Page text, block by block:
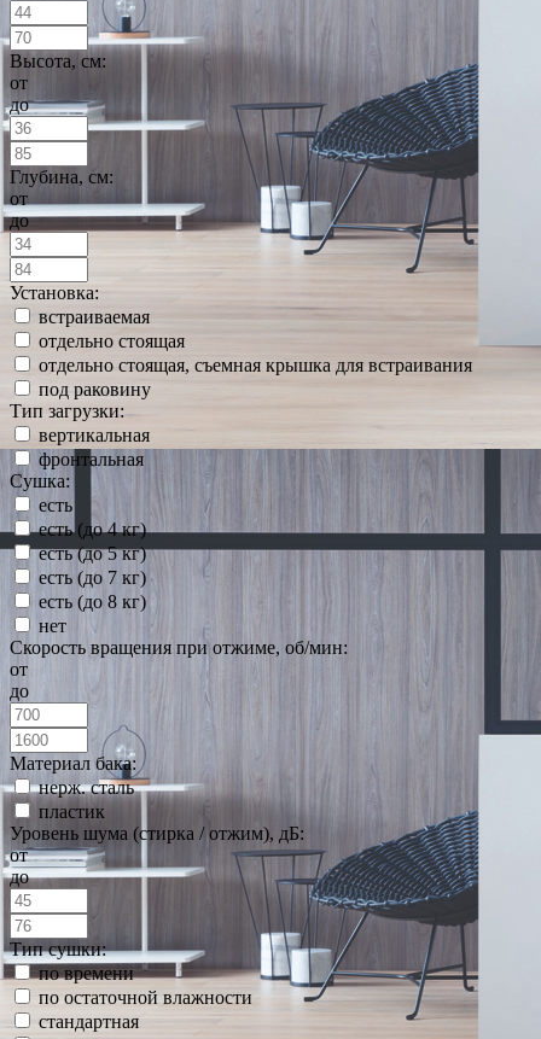
Высота, см:
от
до
Глубина, см:
от
до
Установка:
встраиваемая
отдельно стоящая
отдельно стоящая, съемная крышка для встраивания
под раковину
Тип загрузки:
вертикальная
фронтальная
Сушка:
есть
есть (до 4 кг)
есть (до 5 кг)
есть (до 7 кг)
есть (до 8 кг)
нет
Скорость вращения при отжиме, об/мин:
от
до
Материал бака:
нерж. сталь
пластик
Уровень шума (стирка / отжим), дБ:
от
до
Тип сушки:
по времени
по остаточной влажности
стандартная